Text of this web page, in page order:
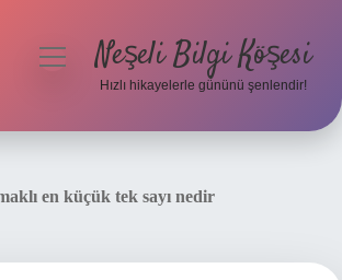
menüyüNeşeli Bilgi Köşesi
Hızlı hikayelerle gününü şenlendir!
en küçük tek sayı nedir